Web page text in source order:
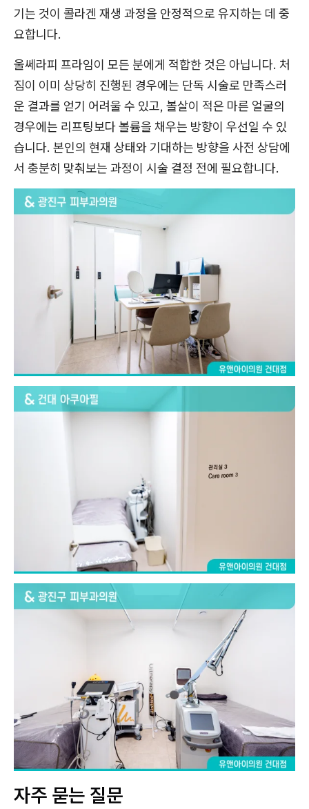
기는 것이 콜라겐 재생 과정을 안정적으로 유지하는 데 중
요합니다.
울쎄라피 프라임이 모든 분에게 적합한 것은 아닙니다. 처
짐이 이미 상당히 진행된 경우에는 단독 시술로 만족스러
운 결과를 얻기 어려울 수 있고, 볼살이 적은 마른 얼굴의
경우에는 리프팅보다 볼륨을 채우는 방향이 우선일 수 있
습니다. 본인의 현재 상태와 기대하는 방향을 사전 상담에
서 충분히 맞춰보는 과정이 시술 결정 전에 필요합니다.
자주 묻는 질문